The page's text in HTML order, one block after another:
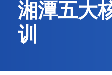
湘潭五大
训